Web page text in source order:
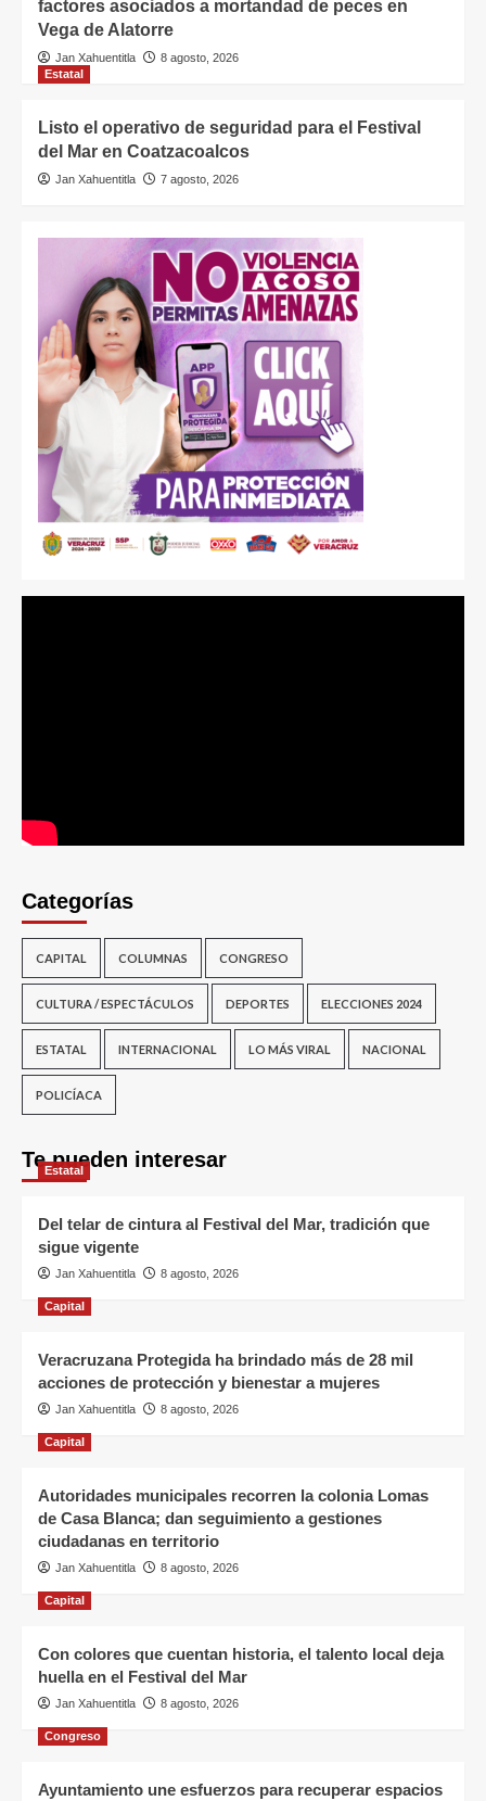
factores asociados a mortandad de peces en
Vega de Alatorre
Jan Xahuentitla
8 agosto, 2026
Estatal
Listo el operativo de seguridad para el Festival
del Mar en Coatzacoalcos
Jan Xahuentitla 7 agosto, 2026
Categorías
CAPITAL COLUMNAS CONGRESO
CULTURA / ESPECTÁCULOS DEPORTES ELECCIONES 2024
ESTATAL INTERNACIONAL LO MÁS VIRAL NACIONAL
POLICÍACA
Te pueden interesar
Estatal
Del telar de cintura al Festival del Mar, tradición que
sigue vigente
Jan Xahuentitla 8 agosto, 2026
Capital
Veracruzana Protegida ha brindado más de 28 mil
acciones de protección y bienestar a mujeres
Jan Xahuentitla 8 agosto, 2026
Capital
Autoridades municipales recorren la colonia Lomas
de Casa Blanca; dan seguimiento a gestiones
ciudadanas en territorio
Jan Xahuentitla 8 agosto, 2026
Capital
Con colores que cuentan historia, el talento local deja
huella en el Festival del Mar
Jan Xahuentitla 8 agosto, 2026
Congreso
Ayuntamiento une esfuerzos para recuperar espacios